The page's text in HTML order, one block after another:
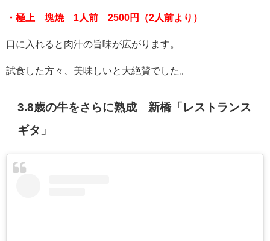
・極上 塊焼 1人前 2500円（2人前より）
口に入れると肉汁の旨味が広がります。
試食した方々、美味しいと大絶賛でした。
3.8歳の牛をさらに熟成 新橋「レストランス
ギタ」